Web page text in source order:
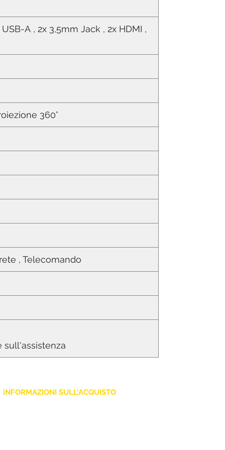
USB-A , 2x 3,5mm Jack , 2x HDMI ,
360°
, Telecomando
sull'assistenza
iNFORMAZIONI SULL'ACQUISTO